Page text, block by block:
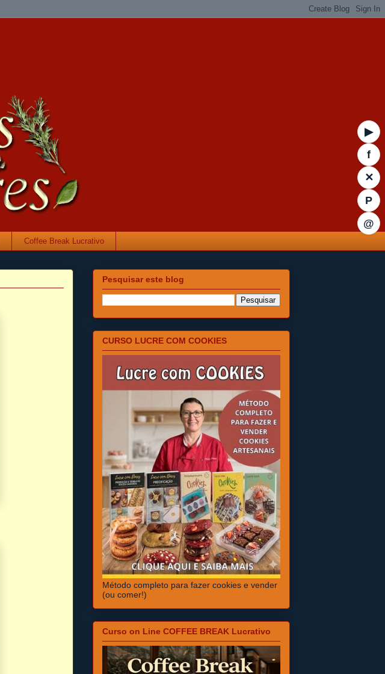
Coffee Break Lucrativo
Pesquisar este blog
CURSO LUCRE COM COOKIES
Método completo para fazer cookies e vender
(ou comer!)
Curso on Line COFFEE BREAK Lucrativo
▶
f
✕
P
@